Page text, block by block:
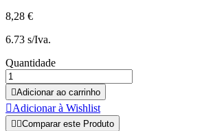
8,28 €
6.73 s/Iva.
Quantidade
Adicionar ao carrinho
Adicionar à Wishlist
 Comparar este Produto